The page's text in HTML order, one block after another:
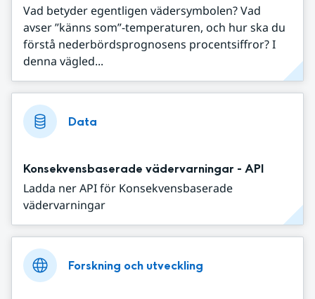
Vad betyder egentligen vädersymbolen? Vad
avser ”känns som”-temperaturen, och hur ska du
förstå nederbördsprognosens procentsiffror? I
denna vägled...
Data
Konsekvensbaserade vädervarningar - API
Ladda ner API för Konsekvensbaserade
vädervarningar
Forskning och utveckling